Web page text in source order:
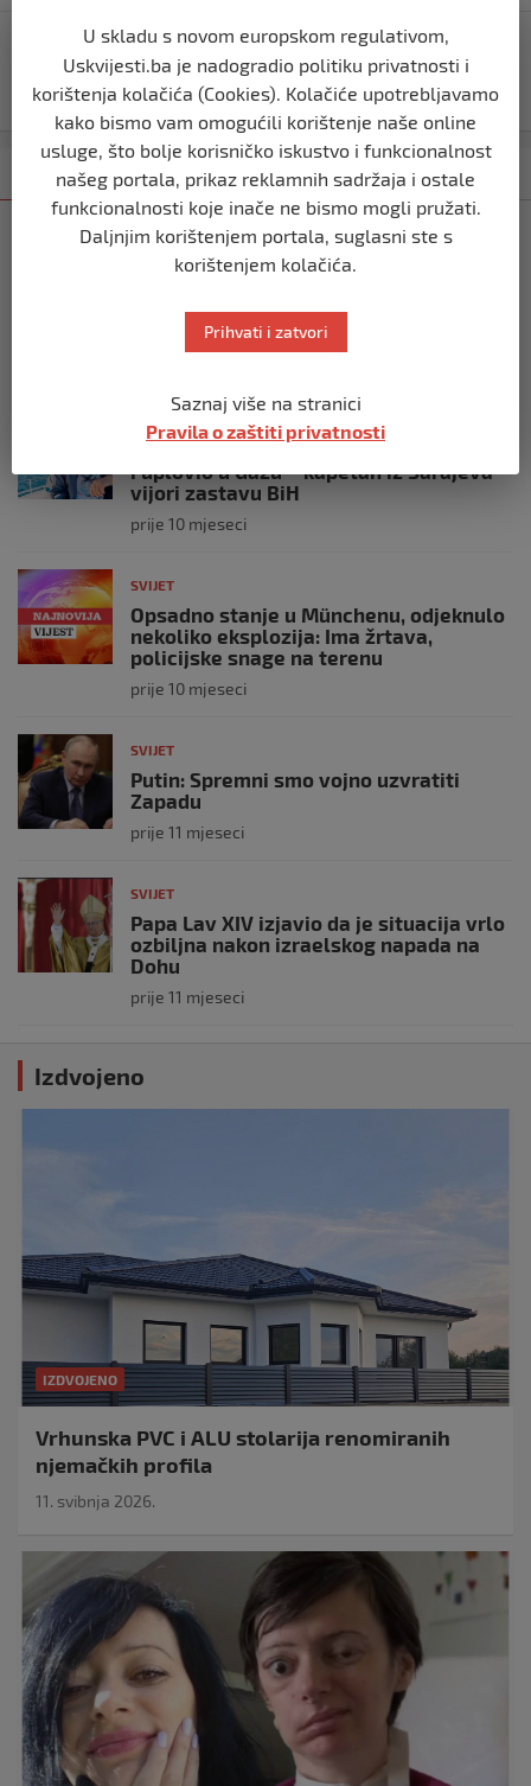
PRED SMRT POSTAVILA SRCEPARAJUĆE PITANJE:
Djevojčica (9) se nadala očinskoj ljubavi, a onda ju je
očuh MONSTRUOZNO ubio!
Kategorija Najnovije Najčitanije
SVIJET
Italijanski kapetan iz flotile za Gazu
snage prekinule molitvu njegove
prije 10 mjeseci
Brod “Mikeno” probio izraelsku blokadu
i uplovio u Gazu – kapetan iz Sarajeva
vijori zastavu BiH
prije 10 mjeseci
SVIJET
Opsadno stanje u Münchenu, odjeknulo
nekoliko eksplozija: Ima žrtava,
policijske snage na terenu
prije 10 mjeseci
SVIJET
Putin: Spremni smo vojno uzvratiti
Zapadu
prije 11 mjeseci
SVIJET
Papa Lav XIV izjavio da je situacija vrlo
ozbiljna nakon izraelskog napada na
Dohu
prije 11 mjeseci
Izdvojeno
IZDVOJENO
Vrhunska PVC i ALU stolarija renomiranih
njemačkih profila
11. svibnja 2026.
U skladu s novom europskom regulativom,
Uskvijesti.ba je nadogradio politiku privatnosti i
korištenja kolačića (Cookies). Kolačiće upotrebljavamo
kako bismo vam omogućili korištenje naše online
usluge, što bolje korisničko iskustvo i funkcionalnost
našeg portala, prikaz reklamnih sadržaja i ostale
funkcionalnosti koje inače ne bismo mogli pružati.
Daljnjim korištenjem portala, suglasni ste s
korištenjem kolačića.
Prihvati i zatvori
Saznaj više na stranici
Pravila o zaštiti privatnosti